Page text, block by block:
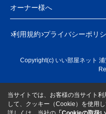
オーナー様へ
利用規約 プライバシーポリ
Copyright(c) いい部屋ネット
当サイトでは、お客様の当サイト
して、クッキー（Cookie）を使用し